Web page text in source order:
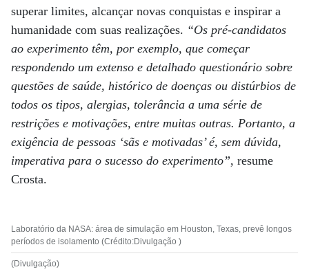
superar limites, alcançar novas conquistas e inspirar a
humanidade com suas realizações. “Os pré-candidatos
ao experimento têm, por exemplo, que começar
respondendo um extenso e detalhado questionário sobre
questões de saúde, histórico de doenças ou distúrbios de
todos os tipos, alergias, tolerância a uma série de
restrições e motivações, entre muitas outras. Portanto, a
exigência de pessoas ‘sãs e motivadas’ é, sem dúvida,
imperativa para o sucesso do experimento”, resume
Crosta.
Laboratório da NASA: área de simulação em Houston, Texas, prevê longos
períodos de isolamento (Crédito:Divulgação )
(Divulgação)